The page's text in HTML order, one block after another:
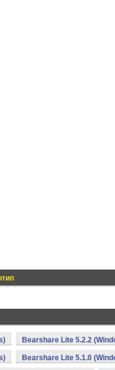
Bearshare Lite 5.2.2
Bearshare Lite 5.1.0